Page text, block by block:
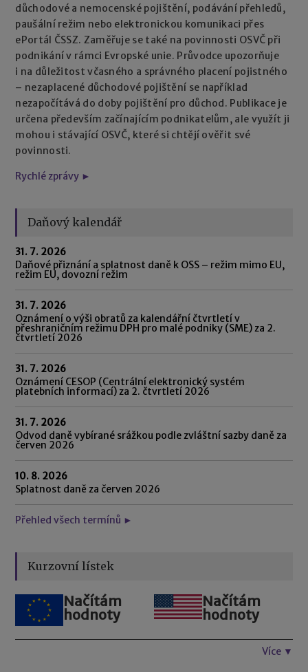
důchodové a nemocenské pojištění, podávání přehledů,
paušální režim nebo elektronickou komunikaci přes
ePortál ČSSZ. Zaměřuje se také na povinnosti OSVČ při
podnikání v rámci Evropské unie. Průvodce upozorňuje
i na důležitost včasného a správného placení pojistného
– nezaplacené důchodové pojištění se například
nezapočítává do doby pojištění pro důchod. Publikace je
určena především začínajícím podnikatelům, ale využít ji
mohou i stávající OSVČ, které si chtějí ověřit své
povinnosti.
Rychlé zprávy ►
Daňový kalendář
31. 7. 2026
Daňové přiznání a splatnost daně k OSS – režim mimo EU,
režim EU, dovozní režim
31. 7. 2026
Oznámení o výši obratů za kalendářní čtvrtletí v
přeshraničním režimu DPH pro malé podniky (SME) za 2.
čtvrtletí 2026
31. 7. 2026
Oznámení CESOP (Centrální elektronický systém
platebních informací) za 2. čtvrtletí 2026
31. 7. 2026
Odvod daně vybírané srážkou podle zvláštní sazby daně za
červen 2026
10. 8. 2026
Splatnost daně za červen 2026
Přehled všech termínů ►
Kurzovní lístek
Načítám
hodnoty
Načítám
hodnoty
Více ▼